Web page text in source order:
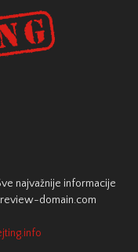
najvažnije informacije
domain.com